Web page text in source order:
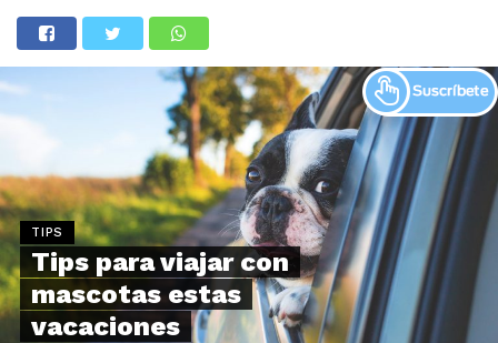
TIPS
Tips para viajar con
mascotas estas
vacaciones